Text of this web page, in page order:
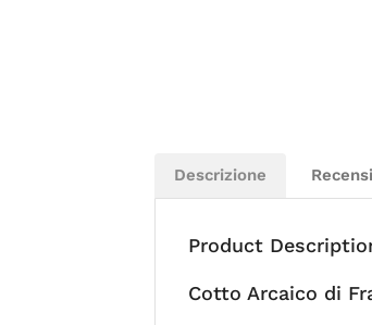
Descrizione
Product
Cotto Arcaico di